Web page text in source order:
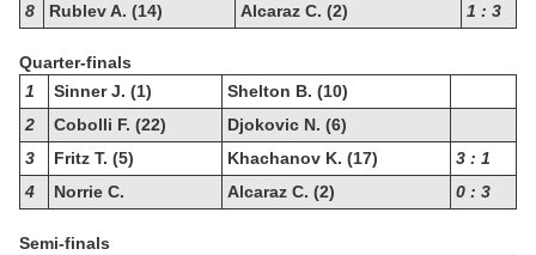
8
Rublev A. (14) Alcaraz C. (2) 1 : 3
Quarter-finals
1
Sinner J. (1)
Shelton B. (10)
2
Cobolli F. (22)
Djokovic N. (6)
3
Fritz T. (5) Khachanov K. (17)
3 : 1
4
Norrie C. Alcaraz C. (2) 0 : 3
Semi-finals